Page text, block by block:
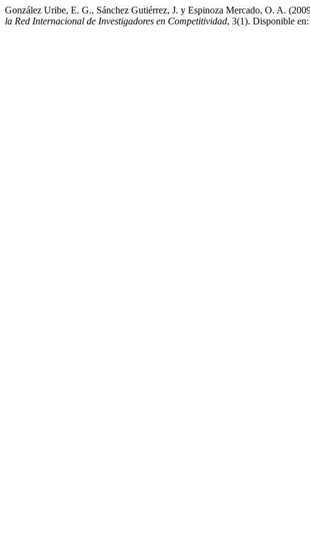
González Uribe, E. G., Sánchez Gutiérrez, J. y Espinoza Mercado, O. A.
la Red Internacional de Investigadores en Competitividad, 3(1). Disponible